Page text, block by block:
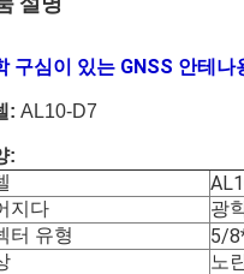
구심이 있는 GNSS 안테
: AL10-D7
:
지다
광
터 유형
5/
노